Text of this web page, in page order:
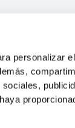
personalizar